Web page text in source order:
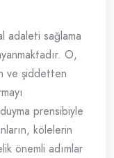
adaleti sağlama
O,
ve şiddetten
prensibiyle
kölelerin
önemli adımlar